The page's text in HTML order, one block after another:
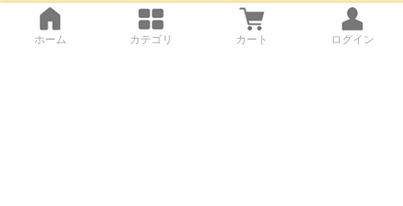
ホーム カテゴリ カート ログイン